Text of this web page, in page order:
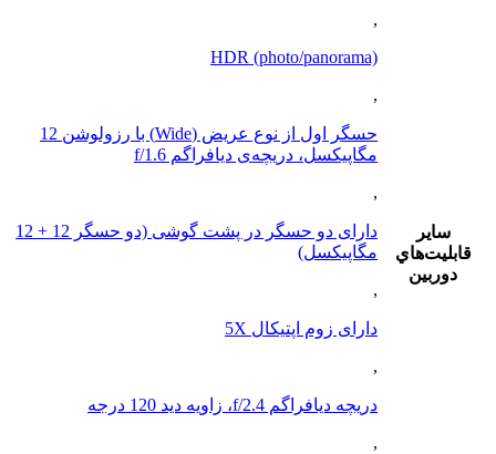
ساير
قابليت‌هاي
دوربين
,
HDR (photo/panorama)
,
حسگر اول از نوع عریض (Wide) با رزولوشن 12
مگاپیکسل، دریچه‌ی دیافراگم f/1.6
,
دارای دو حسگر در پشت گوشی (دو حسگر 12 + 12
مگاپیکسل)
,
دارای زوم اپتیکال 5X
,
دریچه دیافراگم f/2.4، زاویه دید 120 درجه
,